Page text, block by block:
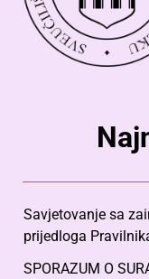
Savjetovanje sa
prijedloga
SPORAZUM O